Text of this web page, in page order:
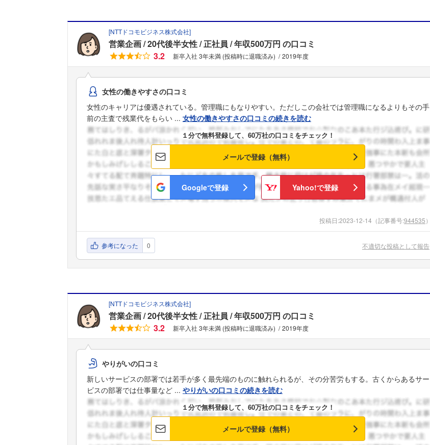
フォローしました
こちらの企業もフォローしませんか？
[NTTドコモビジネス株式会社]
営業企画 20代後半女性 正社員 年収500万円 の口コミ
3.2
新卒入社 3年未満 (投稿時に退職済み) 2019年度
女性の働きやすさの口コミ
女性のキャリアは優遇されている。管理職にもなりやすい。ただしこの会社では管理職になるよりもその手
前の主査で残業代をもらい ... 女性の働きやすさの口コミの続きを読む
１分で無料登録して、60万社の口コミをチェック！
メールで登録（無料）
Googleで登録 Yahoo!で登録
投稿日:2023-12-14 （記事番号:944535）
参考になった 0 不適切な投稿として報告
[NTTドコモビジネス株式会社]
営業企画 20代後半女性 正社員 年収500万円 の口コミ
3.2
新卒入社 3年未満 (投稿時に退職済み) 2019年度
やりがいの口コミ
新しいサービスの部署では若手が多く最先端のものに触れられるが、その分苦労もする。古くからあるサー
ビスの部署では仕事量など ... やりがいの口コミの続きを読む
１分で無料登録して、60万社の口コミをチェック！
メールで登録（無料）